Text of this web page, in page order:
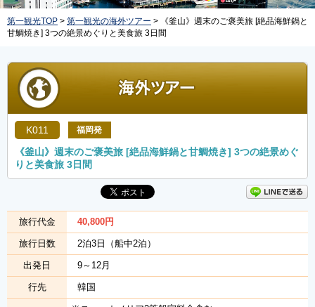
第一観光TOP > 第一観光の海外ツアー > 《釜山》週末のご褒美旅 [絶品海鮮鍋と
甘鯛焼き] 3つの絶景めぐりと美食旅 3日間
K011 福岡発
《釜山》週末のご褒美旅 [絶品海鮮鍋と甘鯛焼き] 3つの絶景めぐ
りと美食旅 3日間
旅行代金 40,800円
旅行日数 2泊3日（船中2泊）
出発日 9～12月
行先 韓国